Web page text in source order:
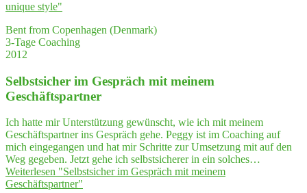
uni­que style"
Bent from Copenhagen (Denmark)
3-Tage Coaching
2012
Selbst­si­cher im Gespräch mit mei­nem
Geschäftspartner
Ich hatte mir Unterstützung gewünscht, wie ich mit meinem
Geschäftspartner ins Gespräch gehe. Peggy ist im Coaching auf
mich eingegangen und hat mir Schritte zur Umsetzung mit auf den
Weg gegeben. Jetzt gehe ich selbstsicherer in ein solches…
Weiterlesen "Selbst­si­cher im Gespräch mit mei­nem
Geschäftspartner"